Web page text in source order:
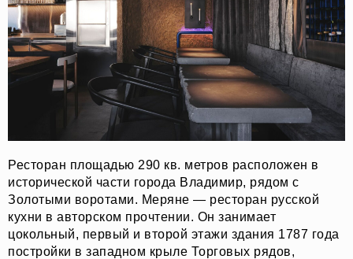
Ресторан площадью 290 кв. метров расположен в
исторической части города Владимир, рядом с
Золотыми воротами. Меряне — ресторан русской
кухни в авторском прочтении. Он занимает
цокольный, первый и второй этажи здания 1787 года
постройки в западном крыле Торговых рядов,